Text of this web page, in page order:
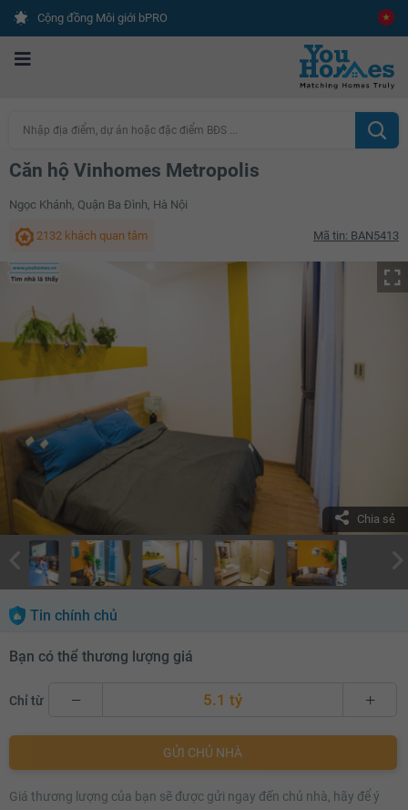
Cộng đồng Môi giới bPRO
Nhập địa điểm, dự án hoặc đặc điểm BĐS ...
Căn hộ Vinhomes Metropolis
Ngọc Khánh, Quận Ba Đình, Hà Nội
2132 khách quan tâm Mã tin: BAN5413
Chia sẻ
Tin chính chủ
Bạn có thể thương lượng giá
Chỉ từ 5.1 tỷ
5.14 tỷ
GỬI CHỦ NHÀ
Giá thương lượng của bạn sẽ được gửi ngay đến chủ nhà, hãy để ý